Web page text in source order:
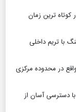
کوتاه ترین زمان
با تریم داخلی
در محدوده مرکزی
دسترسی آسان از